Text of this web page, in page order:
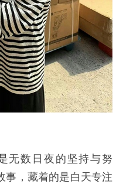
无数日夜的坚持与努
事，藏着的是白天专注